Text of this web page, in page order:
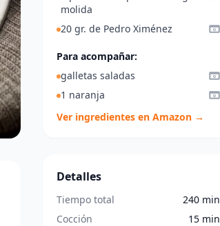
molida
20 gr. de Pedro Ximénez
Para acompañar:
galletas saladas
1 naranja
Ver ingredientes en Amazon →
Detalles
Tiempo total
240 min
Cocción
15 min